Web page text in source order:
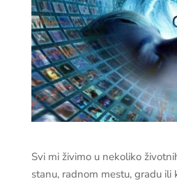
Svi mi živimo u nekoliko
stanu, radnom mestu, gradu ili